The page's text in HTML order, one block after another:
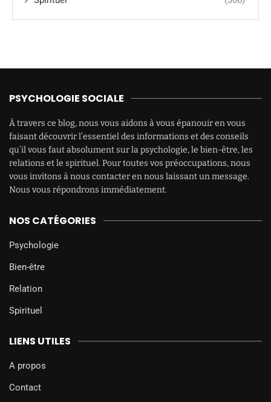
PSYCHOLOGIE SOCIALE
À travers ce blog, nous vous aidons à vous épanouir en vous
faisant découvrir l’essentiel des informations et des conseils
qu’il vous faut absolument sur la psychologie, le bien-être, les
relations et le spirituel. Pour toutes vos préoccupations, nous
vous invitons à nous contacter en nous laissant un message.
Nous vous répondrons immédiatement.
NOS CATÉGORIES
Psychologie
Bien-être
Relation
Spirituel
LIENS UTILES
A propos
Contact